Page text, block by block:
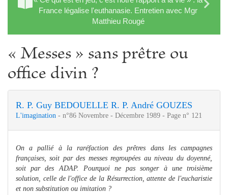
France légalise l'euthanasie. Entretien avec Mgr
Matthieu Rougé
« Messes » sans prêtre ou
office divin ?
R. P. Guy BEDOUELLE R. P. André GOUZES
L'imagination - n°86 Novembre - Décembre 1989 - Page n° 121
On a pallié à la raréfaction des prêtres dans les campagnes
françaises, soit par des messes regroupées au niveau du doyenné,
soit par des ADAP. Pourquoi ne pas songer à une troisième
solution, celle de l'office de la Résurrection, attente de l'eucharistie
et non substitution ou imitation ?